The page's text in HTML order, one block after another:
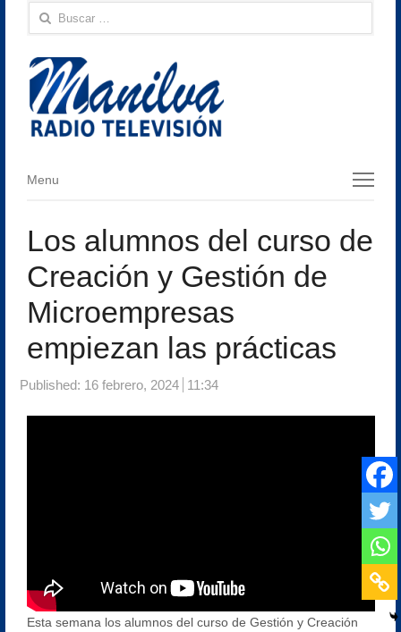
Buscar:
Menu
Menu
Los alumnos del curso de
Creación y Gestión de
Microempresas
empiezan las prácticas
Published: 16 febrero, 2024 11:34
Esta semana los alumnos del curso de Gestión y Creación